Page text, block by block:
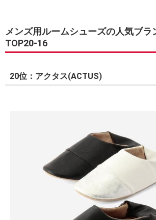
メンズ用ルームシューズの人気ブラ
TOP20-16
20位：アクタス(ACTUS)